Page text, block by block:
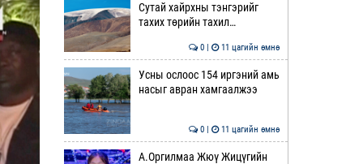
Сутай хайрхны тэнгэрийг
тахих төрийн тахил…
0 | 11 цагийн өмнө
Усны ослоос 154 иргэний амь
насыг авран хамгаалжээ
0 | 11 цагийн өмнө
А.Оргилмаа Жюү Жицүгийн